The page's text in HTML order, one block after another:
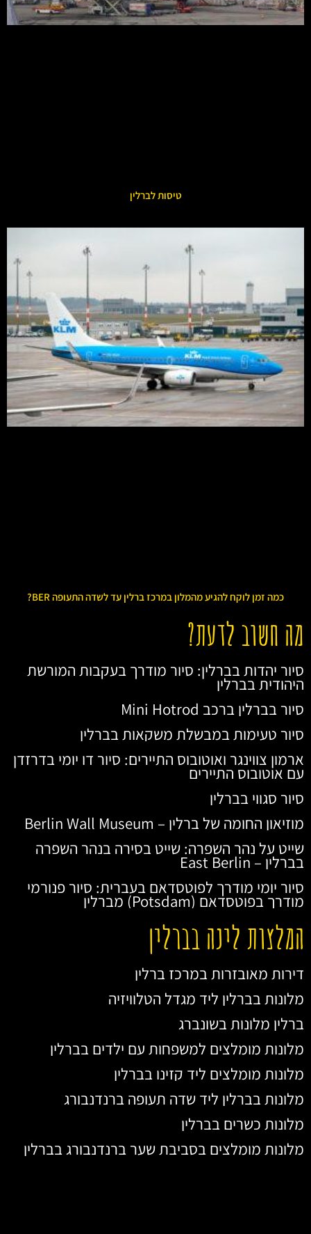
טיסות לברלין
כמה זמן לוקח להגיע מהמלון במרכז ברלין עד לשדה התעופה BER?
מה חשוב לדעת?
סיור יהדות בברלין: סיור מודרך בעקבות המורשת
היהודית בברלין
סיור בברלין ברכב Mini Hotrod
סיור טעימות במבשלת משקאות בברלין
ארמון צווינגר ואוטובוס התיירים: סיור דו יומי בדרזדן
עם אוטובוס התיירים
סיור סגווי בברלין
מוזיאון החומה של ברלין – Berlin Wall Museum
שייט על נהר השפרה: שייט בסירה בנהר השפרה
בברלין – East Berlin
סיור יומי מודרך לפוטסדאם בעברית: סיור פנורמי
מודרך בפוטסדאם (Potsdam) מברלין
המלצות לינה בברלין
דירות מאובזרות במרכז ברלין
מלונות בברלין ליד מגדל הטלוויזיה
ברלין מלונות בשונברג
מלונות מומלצים למשפחות עם ילדים בברלין
מלונות מומלצים ליד קזינו בברלין
מלונות בברלין ליד שדה תעופה ברנדנבורג
מלונות כשרים בברלין
מלונות מומלצים בסביבת שער ברנדנבורג בברלין